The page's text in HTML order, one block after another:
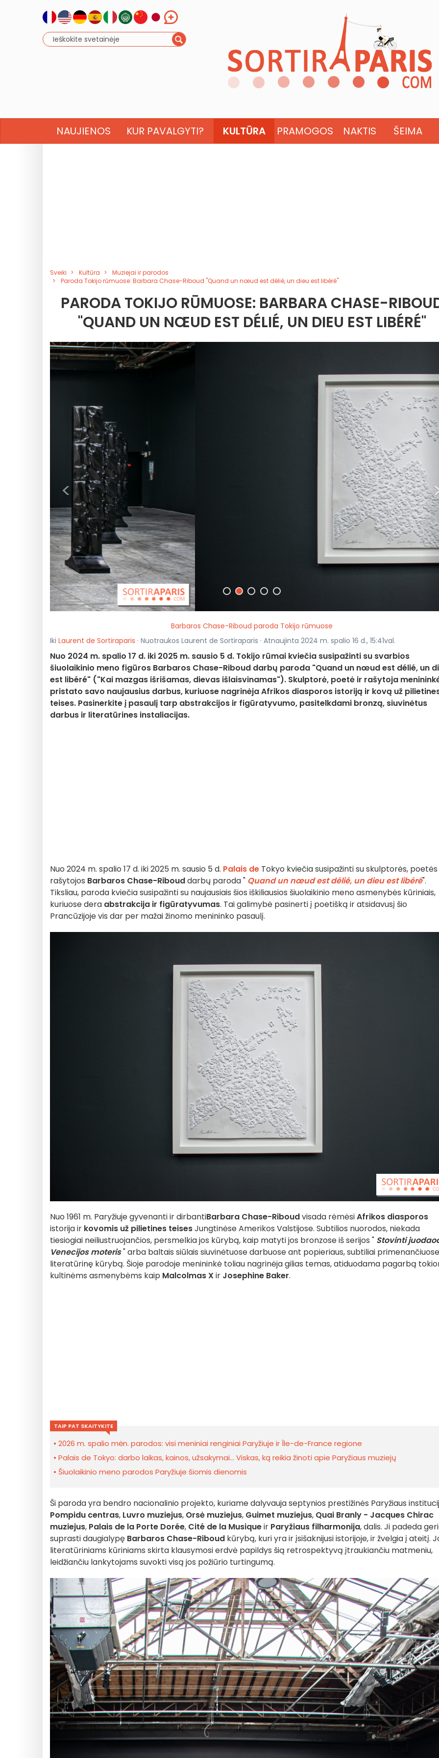
NAUJIENOS KUR PAVALGYTI? KULTŪRA PRAMOGOS NAKTIS ŠEIMA
Sveiki Kultūra
Muziejai ir parodos
Paroda Tokijo rūmuose: Barbara Chase-Riboud "Quand un nœud est délié, un dieu est libéré"
PARODA TOKIJO RŪMUOSE: BARBARA CHASE-
"QUAND UN NŒUD EST DÉLIÉ, UN DIEU EST LIBÉRÉ"
<
Barbaros Chase-Riboud paroda Tokijo rūmuose
Iki Laurent de Sortiraparis · Nuotraukos Laurent de Sortiraparis · Atnaujinta 2024 m. spalio 16 d., 15:41val.
Nuo 2024 m. spalio 17 d. iki 2025 m. sausio 5 d. Tokijo rūmai kviečia susipažinti su svarbios
šiuolaikinio meno figūros Barbaros Chase-Riboud darbų paroda "Quand un nœud est délié, un
est libéré" ("Kai mazgas išrišamas, dievas išlaisvinamas"). Skulptorė, poetė ir rašytoja
pristato savo naujausius darbus, kuriuose nagrinėja Afrikos diasporos istoriją ir kovą už
teises. Pasinerkite į pasaulį tarp abstrakcijos ir figūratyvumo, pasitelkdami bronzą, siuvinėtus
darbus ir literatūrines instaliacijas.
Nuo 2024 m. spalio 17 d. iki 2025 m. sausio 5 d. Palais de Tokyo kviečia susipažinti su skulptorės,
rašytojos Barbaros Chase-Ribouddarbų paroda " Quand un nœud est délié, un dieu est libéré".
Tiksliau, paroda kviečia susipažinti su naujausiais šios iškiliausios šiuolaikinio meno asmenybės kūriniais,
kuriuose dera abstrakcija ir figūratyvumas. Tai galimybė pasinerti į poetišką ir atsidavusį šio
Prancūzijoje vis dar per mažai žinomo menininko pasaulį.
Nuo 1961 m. Paryžiuje gyvenanti ir dirbantiBarbara Chase-Riboudvisada rėmėsiAfrikos diasporos
istorija ir kovomis už pilietines teisesJungtinėse Amerikos Valstijose. Subtilios nuorodos, niekada
tiesiogiai neiliustruojančios, persmelkia jos kūrybą, kaip matyti jos bronzose iš serijos " Stovinti
Venecijos moteris" arba baltais siūlais siuvinėtuose darbuose ant popieriaus, subtiliai
literatūrinę kūrybą. Šioje parodoje menininkė toliau nagrinėja gilias temas, atiduodama pagarbą
kultinėms asmenybėms kaip Malcolmas X ir Josephine Baker.
TAIP PAT SKAITYKITE
2026 m. spalio mėn. parodos: visi meniniai renginiai Paryžiuje ir Île-de-France regione
Palais de Tokyo: darbo laikas, kainos, užsakymai... Viskas, ką reikia žinoti apie Paryžiaus muziejų
Šiuolaikinio meno parodos Paryžiuje šiomis dienomis
Ši paroda yra bendro nacionalinio projekto, kuriame dalyvauja septynios prestižinės Paryžiaus
Pompidu centras, Luvro muziejus, Orsė muziejus, Guimet muziejus, Quai Branly - Jacques Chirac
muziejus, Palais de la Porte Dorée, Cité de la Musiqueir Paryžiaus filharmonija, dalis. Ji padeda
suprasti daugialypę Barbaros Chase-Riboud kūrybą, kuri yra ir įsišaknijusi istorijoje, ir žvelgia į ateitį.
literatūriniams kūriniams skirta klausymosi erdvė papildys šią retrospektyvą įtraukiančiu matmeniu,
leidžiančiu lankytojams suvokti visą jos požiūrio turtingumą.